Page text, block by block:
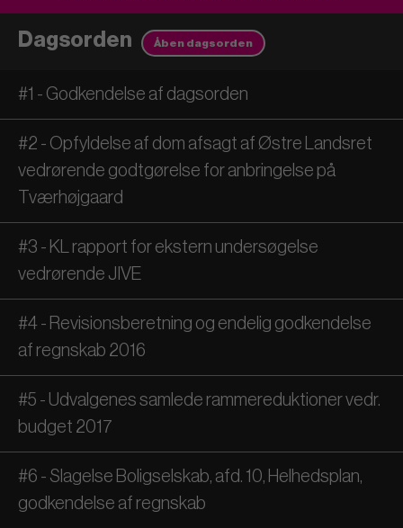
Dagsorden Åben dagsorden
#1 - Godkendelse af dagsorden
#2 - Opfyldelse af dom afsagt af Østre Landsret
vedrørende godtgørelse for anbringelse på
Tværhøjgaard
#3 - KL rapport for ekstern undersøgelse
vedrørende JIVE
#4 - Revisionsberetning og endelig godkendelse
af regnskab 2016
#5 - Udvalgenes samlede rammereduktioner vedr.
budget 2017
#6 - Slagelse Boligselskab, afd. 10, Helhedsplan,
godkendelse af regnskab